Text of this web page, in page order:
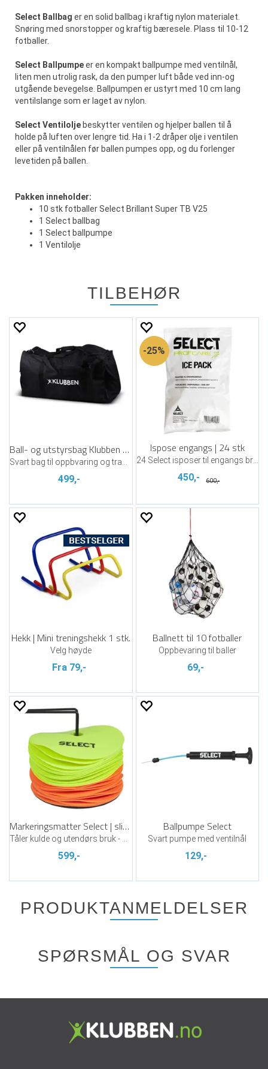
Select Ballbag er en solid ballbag i kraftig nylon materialet.
Snøring med snorstopper og kraftig bæresele. Plass til 10-12
fotballer.
Select Ballpumpeer en kompakt ballpumpe med ventilnål,
liten men utrolig rask, da den pumper luft både ved inn-og
utgående bevegelse. Ballpumpen er ustyrt med 10 cm lang
ventilslange som er laget av nylon.
Select Ventilolje beskytter ventilen og hjelper ballen til å
holde på luften over lengre tid. Ha i 1-2 dråper olje i ventilen
eller på ventilnålen før ballen pumpes opp, og du forlenger
levetiden på ballen.
Pakken inneholder:
10 stk fotballer Select Brillant Super TB V25
1 Select ballbag
1 Select ballpumpe
1 Ventilolje
TILBEHØR
Ball- og utstyrsbag Klubben 128 ltr
499,-
25%
Ispose engangs | 24 stk
24 Select isposer til engangs bruk
450,- 600,-
Hekk | Mini treningshekk 1 stk.
Velg høyde
Fra 79,-
Ballnett til 10 fotballer
Oppbevaring til baller
69,-
Markeringsmatter Select | slitesterk
599,-
Ballpumpe Select
Svart pumpe med ventilnål
129,-
PRODUKTANMELDELSER
SPØRSMÅL OG SVAR